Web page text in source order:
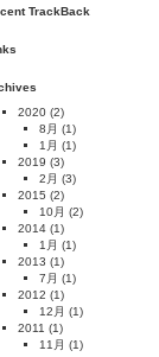
TrackBack
2020 (2)
8月 (1)
1月 (1)
2019 (3)
2月 (3)
2015 (2)
10月 (2)
2014 (1)
1月 (1)
2013 (1)
7月 (1)
2012 (1)
12月 (1)
2011 (1)
11月 (1)